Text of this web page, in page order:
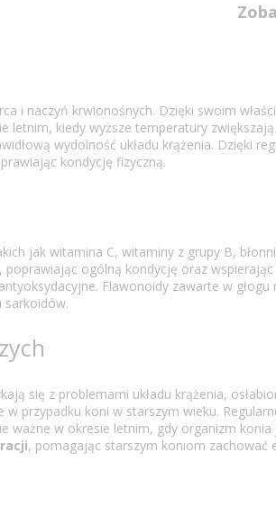
i naczyń krwionośnych. Dzięki swoim
kiedy wyższe temperatury
wydolność układu krążenia. Dzięki
kondycję fizyczną.
jak witamina C, witaminy z grupy B,
ogólną kondycję oraz
Flawonoidy zawarte w głogu
sarkoidów.
się z problemami układu krążenia,
w przypadku koni w starszym wieku.
w okresie letnim, gdy organizm
, pomagając starszym koniom zachować